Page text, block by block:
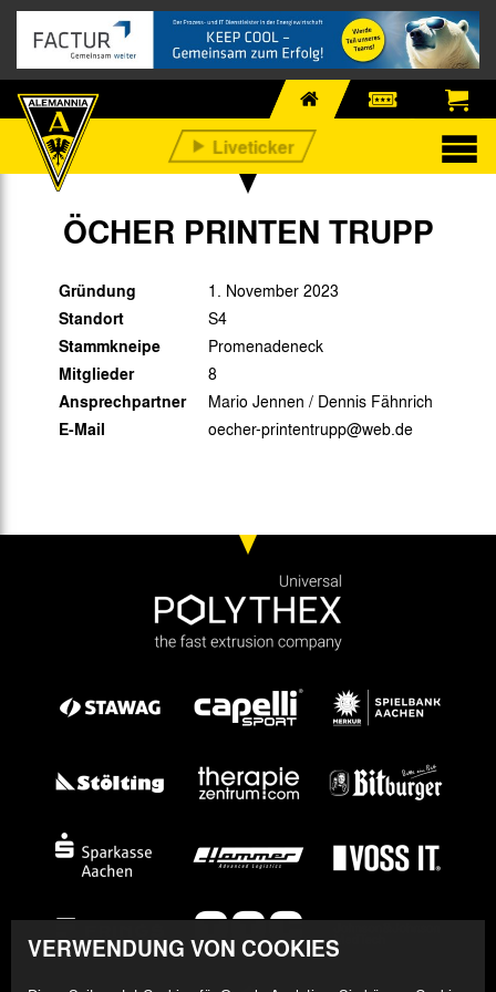
ÖCHER PRINTEN TRUPP
Gründung 1. November 2023
Standort S4
Stammkneipe Promenadeneck
Mitglieder 8
Ansprechpartner Mario Jennen / Dennis Fähnrich
E-Mail oecher-printentrupp@web.de
VERWENDUNG VON COOKIES